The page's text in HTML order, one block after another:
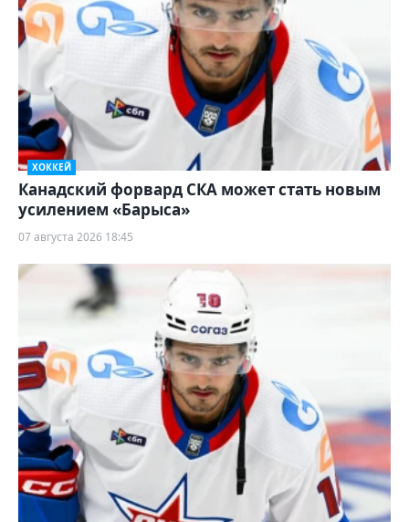
ХОККЕЙ
Канадский форвард СКА может стать новым
усилением «Барыса»
07 августа 2026 18:45